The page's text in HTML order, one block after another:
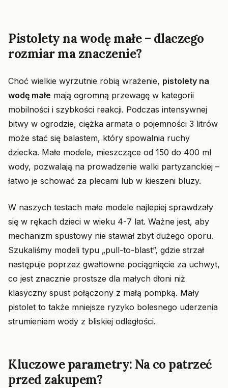
Pistolety na wodę małe – dlaczego
rozmiar ma znaczenie?
Choć wielkie wyrzutnie robią wrażenie, pistolety na
wodę małe mają ogromną przewagę w kategorii
mobilności i szybkości reakcji. Podczas intensywnej
bitwy w ogrodzie, ciężka armata o pojemności 3 litrów
może stać się balastem, który spowalnia ruchy
dziecka. Małe modele, mieszczące od 150 do 400 ml
wody, pozwalają na prowadzenie walki partyzanckiej –
łatwo je schować za plecami lub w kieszeni bluzy.
W naszych testach małe modele najlepiej sprawdzały
się w rękach dzieci w wieku 4-7 lat. Ważne jest, aby
mechanizm spustowy nie stawiał zbyt dużego oporu.
Szukaliśmy modeli typu „pull-to-blast”, gdzie strzał
następuje poprzez gwałtowne pociągnięcie za uchwyt,
co jest znacznie prostsze dla małych dłoni niż
klasyczny spust połączony z małą pompką. Mały
pistolet to także mniejsze ryzyko bolesnego uderzenia
strumieniem wody z bliskiej odległości.
Kluczowe parametry: Na co patrzeć
przed zakupem?